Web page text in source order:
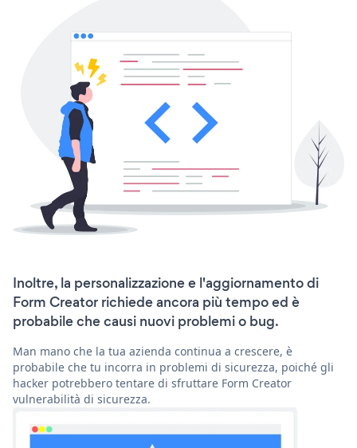
Inoltre, la personalizzazione e l'aggiornamento di
Form Creator richiede ancora più tempo ed è
probabile che causi nuovi problemi o bug.
Man mano che la tua azienda continua a crescere, è
probabile che tu incorra in problemi di sicurezza, poiché gli
hacker potrebbero tentare di sfruttare Form Creator
vulnerabilità di sicurezza.